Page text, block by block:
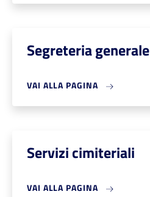
Segreteria generale
VAI ALLA PAGINA
Servizi cimiteriali
VAI ALLA PAGINA